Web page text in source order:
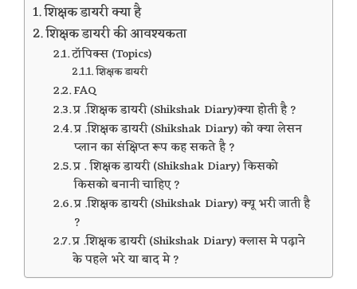
शिक्षक डायरी क्या है
शिक्षक डायरी की आवश्यकता
टॉपिक्स (Topics)
शिक्षक डायरी
FAQ
प्र .शिक्षक डायरी (Shikshak Diary)क्या होती है ?
प्र .शिक्षक डायरी (Shikshak Diary) को क्या लेसन
प्लान का संक्षिप्त रूप कह सकते है ?
प्र . शिक्षक डायरी (Shikshak Diary) किसको
किसको बनानी चाहिए ?
प्र .शिक्षक डायरी (Shikshak Diary) क्यू भरी जाती है
?
प्र .शिक्षक डायरी (Shikshak Diary) क्लास मे पढ़ाने
के पहले भरे या बाद मे ?